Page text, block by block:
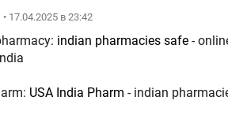
• 17.04.2025 в 23:42
indian pharmacies safe -
USA India Pharm - indian